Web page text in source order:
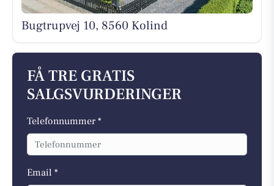
Bugtrupvej 10, 8560 Kolind
FÅ TRE GRATIS
SALGSVURDERINGER
Telefonnummer *
Email *